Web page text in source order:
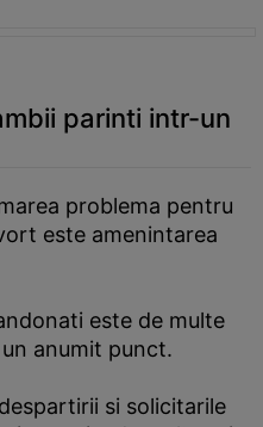
parinti intr-un
problema pentru
este amenintarea
este de multe
anumit punct.
si solicitarile